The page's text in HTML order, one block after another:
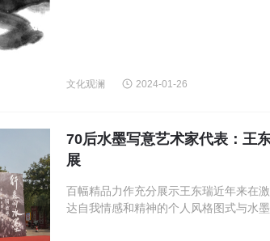
文化观澜 2024-01-26
70后水墨写意艺术家代表：王
展
百幅精品力作充分展示王东瑞近年来在
达自我情感和精神的个人风格图式与水